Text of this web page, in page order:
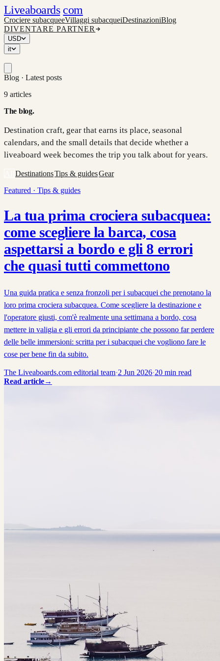
Liveaboards com
Crociere subacqueeVillaggi subacqueiDestinazioniBlog
DIVENTARE PARTNER
USD
it
Blog · Latest posts
9 articles
The blog.
Destination craft, gear that earns its place, seasonal
calendars, and the small details that decide whether a
liveaboard week becomes the trip you talk about for years.
DestinationsTips & guidesGear
Featured · Tips & guides
La tua prima crociera subacquea:
come scegliere la barca, cosa
aspettarsi a bordo e gli 8 errori
che quasi tutti commettono
Una guida pratica e senza fronzoli per i subacquei che prenotano la
loro prima crociera subacquea. Come scegliere la destinazione e
l'operatore giusti, com'è realmente una settimana a bordo, cosa
mettere in valigia e gli errori da principiante che possono far perdere
delle belle immersioni: scritta per i subacquei che vogliono fare le
cose per bene fin da subito.
The Liveaboards.com editorial team·2 Jun 2026·20 min read
Read article→